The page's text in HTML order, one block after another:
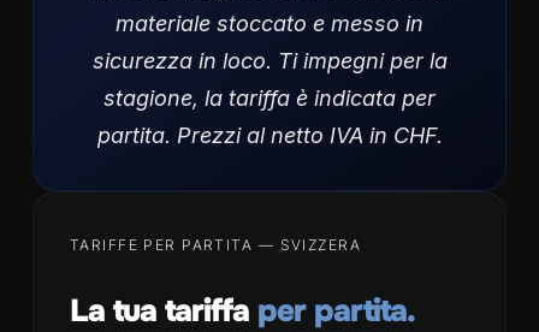
materiale stoccato e messo in
sicurezza in loco. Ti impegni per la
stagione, la tariffa è indicata per
partita. Prezzi al netto IVA in CHF.
TARIFFE PER PARTITA — SVIZZERA
La tua tariffa per partita.